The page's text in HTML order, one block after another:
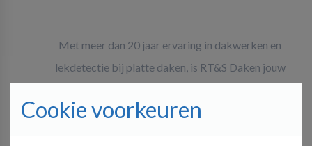
Met meer dan 20 jaar ervaring in dakwerken en
lekdetectie bij platte daken, is RT&S Daken jouw
opsporen van lekken. Onze experts staan voor je klaar
Cookie voorkeuren